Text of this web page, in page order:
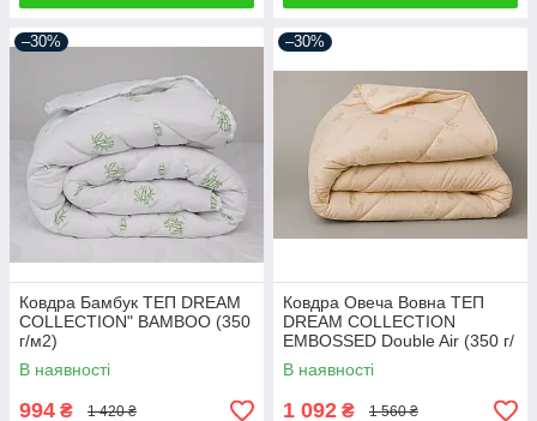
–30%
Ковдра Бамбук ТЕП DREAM
COLLECTION" BAMBOO (350
г/м2)
В наявності
994 ₴ 1 420 ₴
–30%
Ковдра Овеча Вовна ТЕП
DREAM COLLECTION
ЕМBOSSED Double Air (350 г/
м2)
В наявності
1 092 ₴ 1 560 ₴